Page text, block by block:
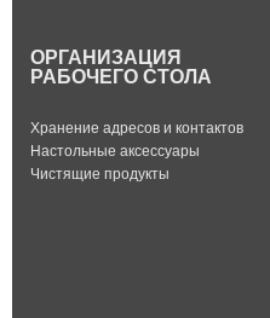
ОРГАНИЗАЦИЯ
РАБОЧЕГО СТОЛА
Хранение адресов и контактов
Настольные аксессуары
Чистящие продукты